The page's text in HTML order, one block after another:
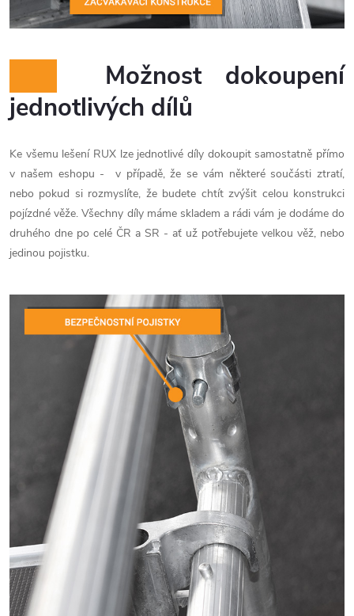
Možnost dokoupení
jednotlivých dílů
Ke všemu lešení RUX lze jednotlivé díly dokoupit samostatně přímo
v našem eshopu - v případě, že se vám některé součásti ztratí,
nebo pokud si rozmyslíte, že budete chtít zvýšit celou konstrukci
pojízdné věže. Všechny díly máme skladem a rádi vám je dodáme do
druhého dne po celé ČR a SR - ať už potřebujete velkou věž, nebo
jedinou pojistku.